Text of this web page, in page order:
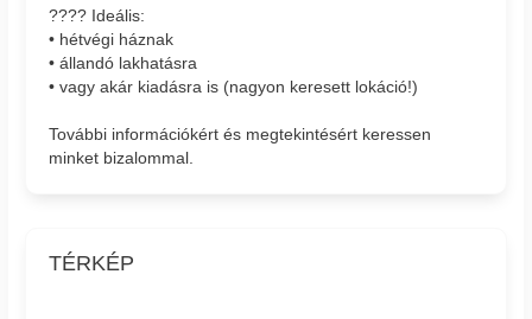
???? Ideális:
• hétvégi háznak
• állandó lakhatásra
• vagy akár kiadásra is (nagyon keresett lokáció!)
További információkért és megtekintésért keressen
minket bizalommal.
TÉRKÉP